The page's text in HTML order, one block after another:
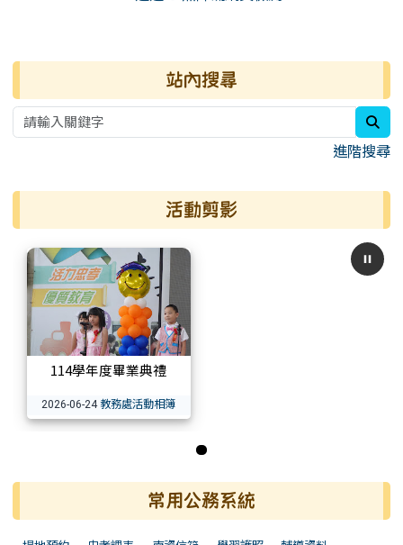
右邊區域內容 站內搜尋
進階搜尋
活動剪影
114學年度畢業典禮
2026-06-24 教務處活動相簿
常用公務系統